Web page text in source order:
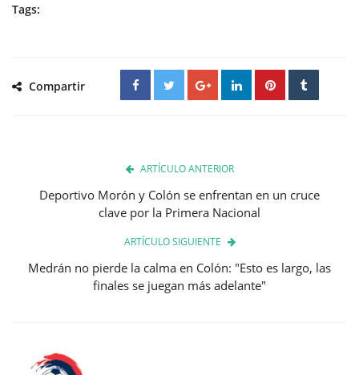
Tags:
Compartir
ARTÍCULO ANTERIOR
Deportivo Morón y Colón se enfrentan en un cruce
clave por la Primera Nacional
ARTÍCULO SIGUIENTE
Medrán no pierde la calma en Colón: "Esto es largo, las
finales se juegan más adelante"